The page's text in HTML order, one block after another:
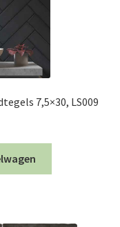
7,5×30, LS009